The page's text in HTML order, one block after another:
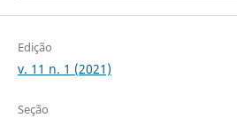
Edição
v. 11 n. 1 (2021)
Seção